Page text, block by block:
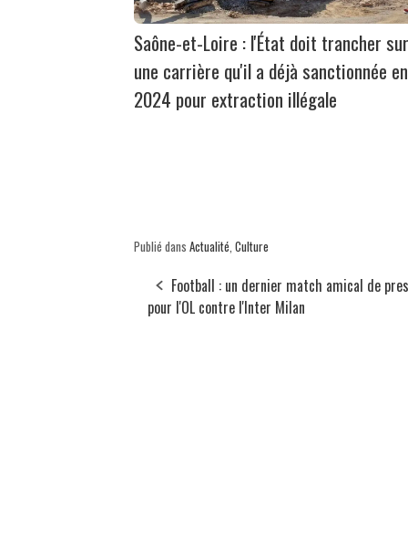
Saône-et-Loire : l'État doit trancher sur
une carrière qu'il a déjà sanctionnée en
2024 pour extraction illégale
Publié dans Actualité Culture
Football : un dernier match amical de
pour l'OL contre l'Inter Milan